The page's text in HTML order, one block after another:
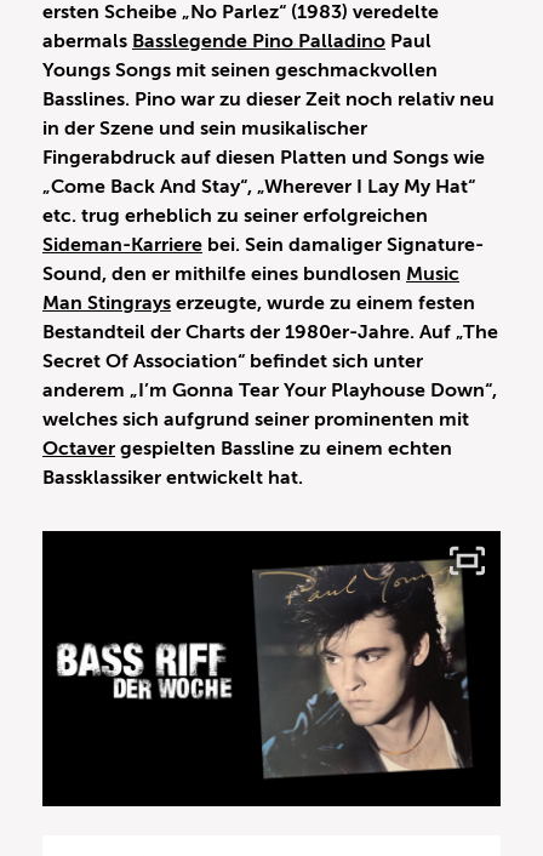
ersten Scheibe „No Parlez“ (1983) veredelte
abermals Basslegende Pino Palladino Paul
Youngs Songs mit seinen geschmackvollen
Basslines. Pino war zu dieser Zeit noch relativ neu
in der Szene und sein musikalischer
Fingerabdruck auf diesen Platten und Songs wie
„Come Back And Stay“, „Wherever I Lay My Hat“
etc. trug erheblich zu seiner erfolgreichen
Sideman-Karriere bei. Sein damaliger Signature-
Sound, den er mithilfe eines bundlosen Music
Man Stingrays erzeugte, wurde zu einem festen
Bestandteil der Charts der 1980er-Jahre. Auf „The
Secret Of Association“ befindet sich unter
anderem „I’m Gonna Tear Your Playhouse Down“,
welches sich aufgrund seiner prominenten mit
Octaver gespielten Bassline zu einem echten
Bassklassiker entwickelt hat.